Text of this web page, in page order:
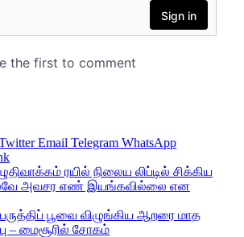
Email Telegram WhatsApp
ரயில் நிலைய லிப்டில் சிக்கிய
அவசர எண் இயங்கவில்லை என
பூவை விழுங்கிய ஆறரை மாத
– மைசூரில் சோகம்